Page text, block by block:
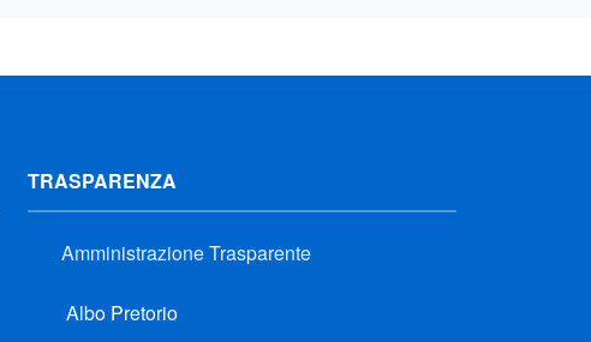
TRASPARENZA
Amministrazione Trasparente
Albo Pretorio